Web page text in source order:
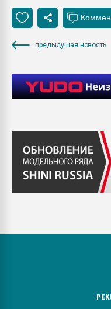
предыдущая новость